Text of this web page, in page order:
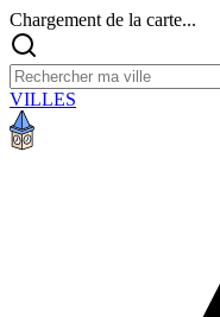
Chargement de la carte...
VILLES